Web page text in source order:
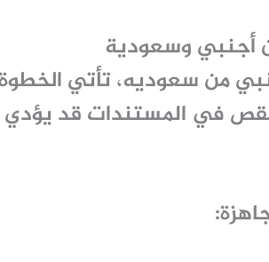
أجنبي وسعودية
من سعوديه، تأتي
نقص في المستندات قد